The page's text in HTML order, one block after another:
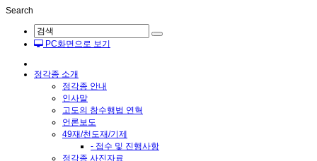
Search
PC화면으로 보기
정각종 소개
정각종 안내
인사말
고도의 참수행법 연혁
언론보도
49재/천도재/기제
- 접수 및 진행사항
정각종 사진자료